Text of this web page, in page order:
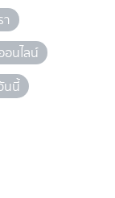
อนไลน์
นนี้